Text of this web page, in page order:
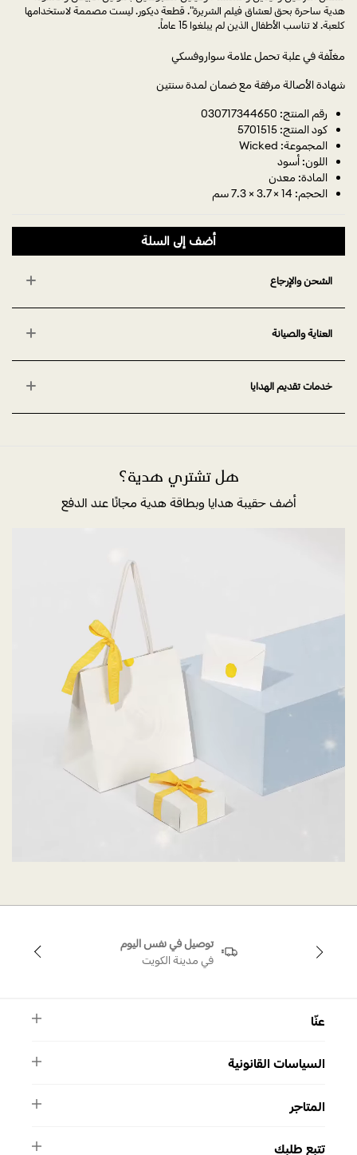
هدية ساحرة بحق لعشاق فيلم الشريرة". قطعة ديكور. ليست مصممة لاستخدامها
كلعبة. لا تناسب الأطفال الذين لم يبلغوا 15 عاماً.
مغلّفة في علبة تحمل علامة سواروفسكي
شهادة الأصالة مرفقة مع ضمان لمدة سنتين
رقم المنتج: 030717344650
كود المنتج: 5701515
المجموعة: Wicked
اللون: أسود
المادة: معدن
الحجم: 14 × 3.7 × 7.3 سم
أضف إلى السلة
الشحن والإرجاع
العناية والصيانة
خدمات تقديم الهدايا
هل تشتري هدية؟
أضف حقيبة هدايا وبطاقة هدية مجانًا عند الدفع
توصيل في نفس اليوم
في مدينة الكويت
عنّا
الأسئلة الشائعة
اتصل بنا
السياسات القانونية
سياسة الخصوصية
المتاجر
تتبع طلبك